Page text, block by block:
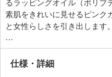
るラッピングオイル（ポリブ
素肌をきれいに見せるピンク
と女性らしさを引き出します
に、重ね塗りでフォーマルな
＜配合／無配合表示＞
合成香料不使用、ノンアルコ
仕様・詳細